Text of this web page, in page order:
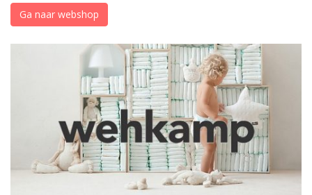
Ga naar webshop